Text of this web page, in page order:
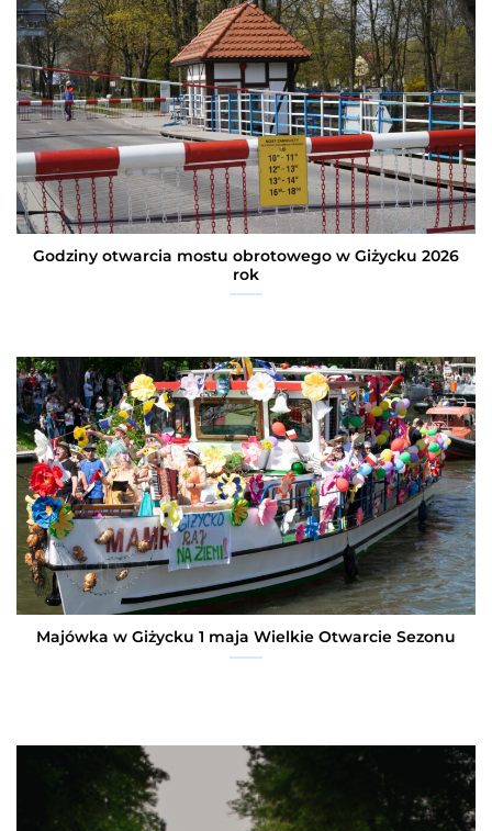
Godziny otwarcia mostu obrotowego w Giżycku 2026
rok
Majówka w Giżycku 1 maja Wielkie Otwarcie Sezonu